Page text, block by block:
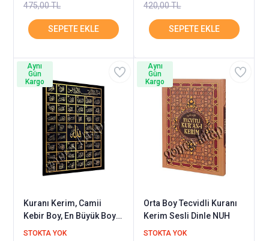
475,00 TL 420,00 TL
Kuranı Kerim, Camii
Kebir Boy, En Büyük Boy
KURAN DÜNYASI YAYIN
STOKTA YOK
Aynı
Gün
Kargo
Orta Boy Tecvidli Kuranı
Kerim Sesli Dinle NUH
STOKTA YOK
Aynı
Gün
Kargo